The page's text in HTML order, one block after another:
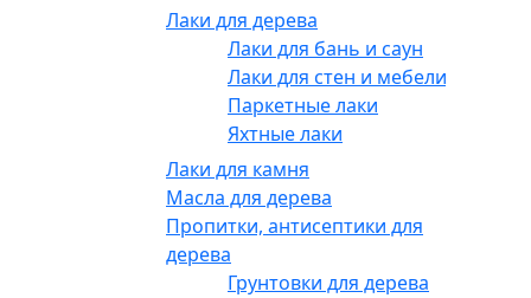
Лаки для дерева
Лаки для бань и саун
Лаки для стен и мебели
Паркетные лаки
Яхтные лаки
Лаки для камня
Масла для дерева
Пропитки, антисептики для
дерева
Грунтовки для дерева